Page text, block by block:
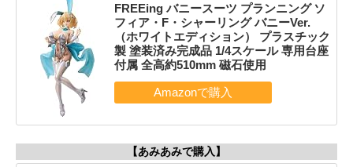
FREEing バニースーツ プランニング ソ
フィア・F・シャーリング バニーVer.
（ホワイトエディション） プラスチック
製 塗装済み完成品 1/4スケール 専用台座
付属 全高約510mm 磁石使用
【あみあみで購入】